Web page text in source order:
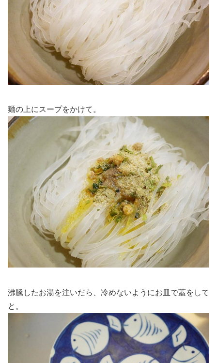
麺の上にスープをかけて。
沸騰したお湯を注いだら、冷めないようにお皿で蓋をして
と。